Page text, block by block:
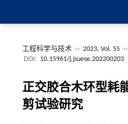
工程科学与技术 ›› 2023, Vol. 55 ››
DOI: 10.15961/j.jsuese.202200203
正交胶合木环型耗
剪试验研究